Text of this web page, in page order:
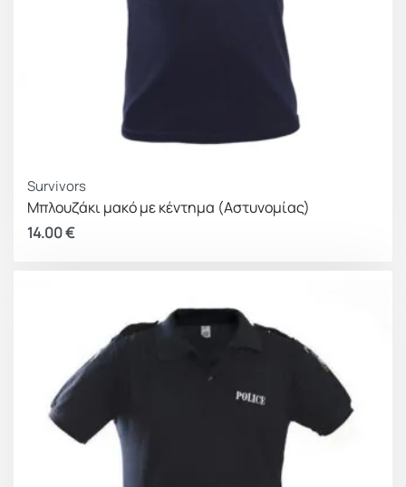
Survivors
Μπλουζάκι μακό με κέντημα (Αστυνομίας)
14.00€